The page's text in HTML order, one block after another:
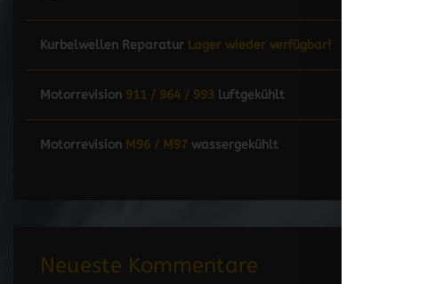
Kurbelwellen Reparatur Lager wieder verfügbar!
Motorrevision 911 / 964 / 993 luftgekühlt
Motorrevision M96 / M97 wassergekühlt
Neueste Kommentare